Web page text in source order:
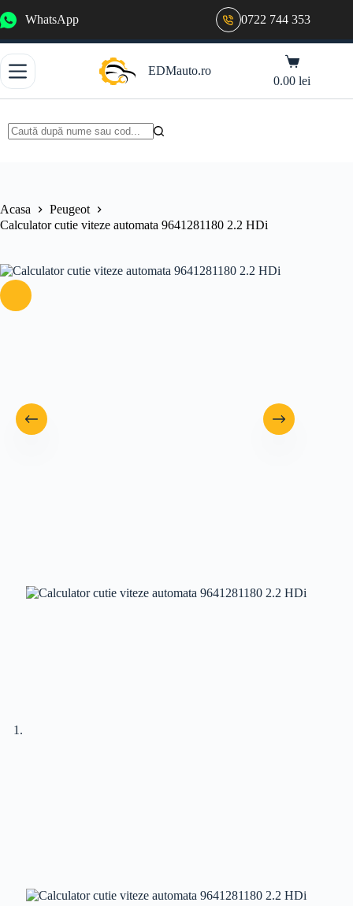
la
WhatsApp 0722 744 353
EDMauto.ro
Coș
de
cumpărături
0.00lei
Acasa
Peugeot
Calculator cutie viteze automata 9641281180 2.2 HDi